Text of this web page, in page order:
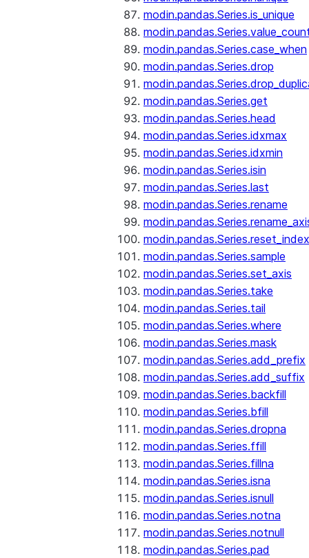
modin.pandas.Series.is_unique
modin.pandas.Series.case_when
modin.pandas.Series.drop
modin.pandas.Series.get
modin.pandas.Series.head
modin.pandas.Series.idxmax
modin.pandas.Series.idxmin
modin.pandas.Series.isin
modin.pandas.Series.last
modin.pandas.Series.rename
modin.pandas.Series.reset_index
modin.pandas.Series.sample
modin.pandas.Series.set_axis
modin.pandas.Series.take
modin.pandas.Series.tail
modin.pandas.Series.where
modin.pandas.Series.mask
modin.pandas.Series.add_prefix
modin.pandas.Series.add_suffix
modin.pandas.Series.backfill
modin.pandas.Series.bfill
modin.pandas.Series.dropna
modin.pandas.Series.ffill
modin.pandas.Series.fillna
modin.pandas.Series.isna
modin.pandas.Series.isnull
modin.pandas.Series.notna
modin.pandas.Series.notnull
modin.pandas.Series.pad